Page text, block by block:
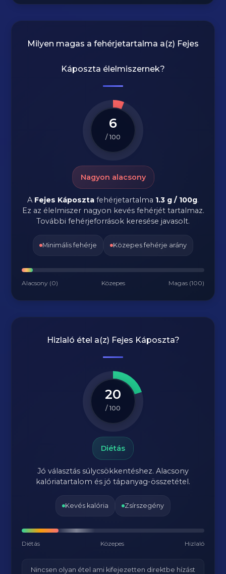
Milyen magas a fehérjetartalma a(z) Fejes
Káposzta élelmiszernek?
6
/ 100
Nagyon alacsony
A Fejes Káposzta fehérjetartalma 1.3 g / 100g.
Ez az élelmiszer nagyon kevés fehérjét tartalmaz.
További fehérjeforrások keresése javasolt.
Minimális fehérje Közepes fehérje arány
Alacsony (0) Közepes Magas (100)
Hizlaló étel a(z) Fejes Káposzta?
20
/ 100
Diétás
Jó választás súlycsökkentéshez. Alacsony
kalóriatartalom és jó tápanyag-összetétel.
Kevés kalória Zsírszegény
Diétás Közepes Hizlaló
Nincsen olyan étel ami kifejezetten direktbe hízást